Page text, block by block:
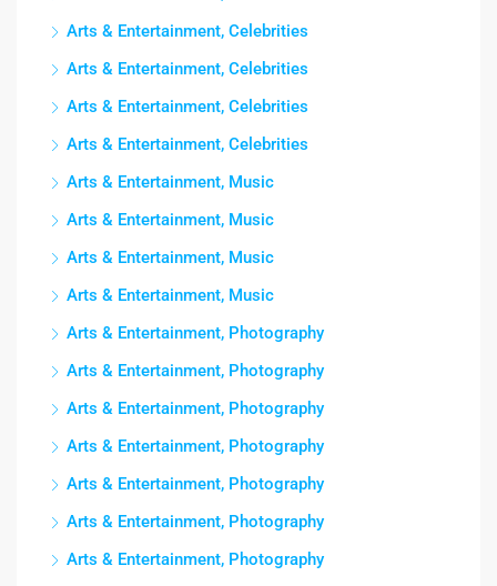
Arts & Entertainment, Celebrities
Arts & Entertainment, Celebrities
Arts & Entertainment, Celebrities
Arts & Entertainment, Celebrities
Arts & Entertainment, Music
Arts & Entertainment, Music
Arts & Entertainment, Music
Arts & Entertainment, Music
Arts & Entertainment, Photography
Arts & Entertainment, Photography
Arts & Entertainment, Photography
Arts & Entertainment, Photography
Arts & Entertainment, Photography
Arts & Entertainment, Photography
Arts & Entertainment, Photography